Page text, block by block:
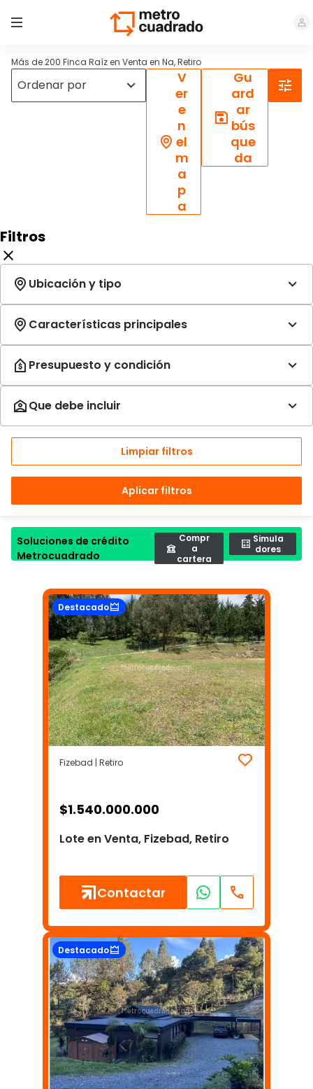
Más de 200 Finca Raíz en Venta en Na, Retiro
V
er
e
n
el
m
a
p
a
Gu
ard
ar
bús
que
da
Filtros
Limpiar filtros
Aplicar filtros
Soluciones de crédito
Metrocuadrado
Compr
a
cartera
Simula
dores
Destacado
Fizebad | Retiro
$1.540.000.000
Lote en Venta, Fizebad, Retiro
Contactar
Destacado